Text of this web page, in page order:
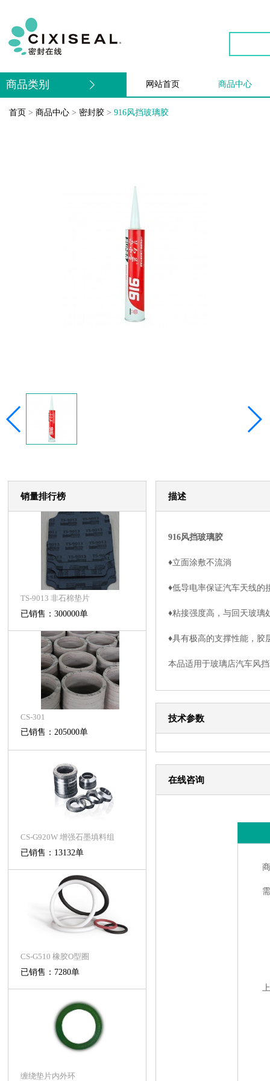
商品类别 网站首页 商品中心
首页 > 商品中心 > 密封胶 > 916风挡玻璃胶
销量排行榜
TS-9013 非石棉垫片
已销售：300000单
CS-301
已销售：205000单
CS-G920W 增强石墨填料组
已销售：13132单
CS-G510 橡胶O型圈
已销售：7280单
缠绕垫片内外环
描述
916风挡玻璃胶
♦立面涂敷不流淌
♦低导电率保证汽车天线的
♦粘接强度高，与回天玻璃
♦具有极高的支撑性能，胶
本品适用于玻璃店汽车风
技术参数
在线咨询